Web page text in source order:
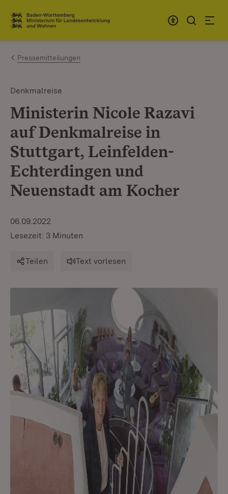
Zum Inhalt springen
Link zur Startseite
Pressemitteilungen
Denkmalreise
Ministerin Nicole Razavi
auf Denkmalreise in
Stuttgart, Leinfelden-
Echterdingen und
Neuenstadt am Kocher
06.09.2022
Lesezeit: 3 Minuten
Teilen Text vorlesen